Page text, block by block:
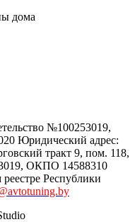
№100253019,
Юридический адрес:
тракт 9, пом. 118,
ОКПО 14588310
Республики